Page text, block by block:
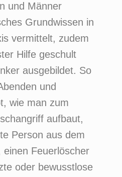
und Männer
Grundwissen in
vermittelt, zudem
Hilfe geschult
ausgebildet. So
und
wie man zum
aufbaut,
Person aus dem
Feuerlöscher
oder bewusstlose